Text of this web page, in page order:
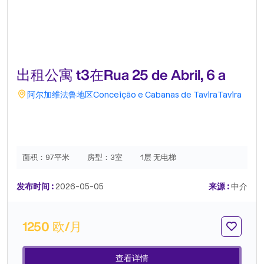
出租公寓 t3在Rua 25 de Abril, 6 a
阿尔加维法鲁地区Conceição e Cabanas de TaviraTavira
面积： 97平米 房型： 3室 1层 无电梯
发布时间 :2026-05-05 来源 :中介
1250 欧/月
查看详情